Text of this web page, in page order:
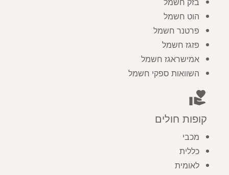
בזק חשמל
הוט חשמל
פרטנר חשמל
פזגז חשמל
אמישראגז חשמל
השוואות ספקי חשמל
volunteer_activism
קופות חולים
מכבי
כללית
לאומית